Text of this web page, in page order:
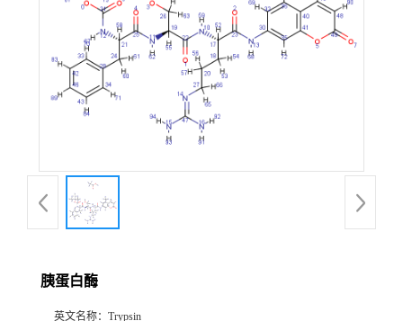
胰蛋白酶
英文名称： Trypsin